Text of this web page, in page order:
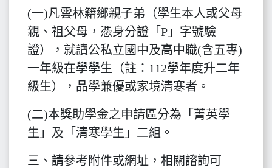
(一)凡雲林籍鄉親子弟（學生本人或父母
親、祖父母，憑身分證「P」字號驗
證），就讀公私立國中及高中職(含五專)
一年級在學學生（註：112學年度升二年
級生），品學兼優或家境清寒者。
(二)本獎助學金之申請區分為「菁英學
生」及「清寒學生」二組。
三、請參考附件或網址，相關諮詢可